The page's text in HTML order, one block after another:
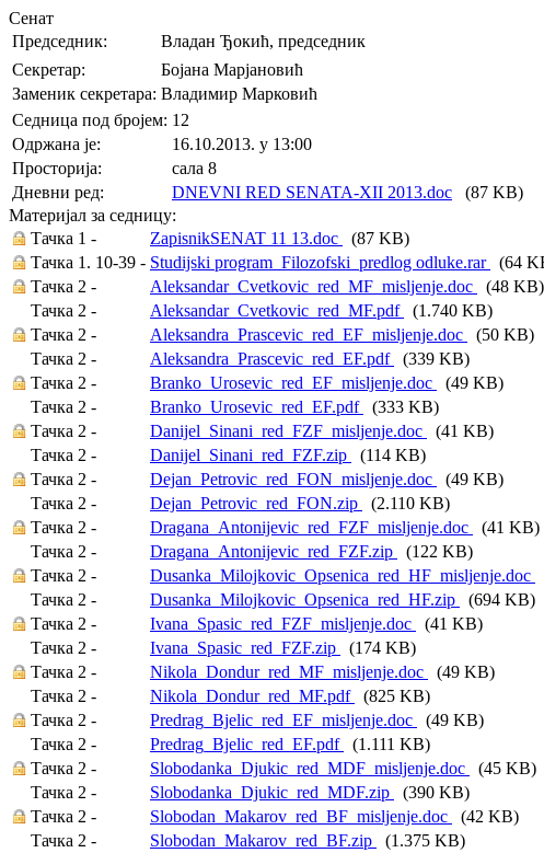
Сенат
Председник:
Владан Ђокић, председник
Секретар:
Бојана Марјановић
Заменик секретара: Владимир Марковић
Седница под бројем: 12
Oдржана je:
16.10.2013. у 13:00
Просторија:
сала 8
Дневни ред:
DNEVNI RED SENATA-XII 2013.doc (87 KB)
Материјал за седницу:
Тачка 1 -
ZapisnikSENAT 11 13.doc
(87 KB)
Тачка 1. 10-39 - Studijski program_Filozofski_predlog odluke.rar
(64
Тачка 2 -
Aleksandar_Cvetkovic_red_MF_misljenje.doc
(48 KB)
Тачка 2 -
Aleksandar_Cvetkovic_red_MF.pdf
(1.740 KB)
Тачка 2 -
Aleksandra_Prascevic_red_EF_misljenje.doc
(50 KB)
Тачка 2 -
Aleksandra_Prascevic_red_EF.pdf
(339 KB)
Тачка 2 -
Branko_Urosevic_red_EF_misljenje.doc
(49 KB)
Тачка 2 -
Branko_Urosevic_red_EF.pdf
(333 KB)
Тачка 2 -
Danijel_Sinani_red_FZF_misljenje.doc
(41 KB)
Тачка 2 -
Danijel_Sinani_red_FZF.zip
(114 KB)
Тачка 2 -
Dejan_Petrovic_red_FON_misljenje.doc
(49 KB)
Тачка 2 -
Dejan_Petrovic_red_FON.zip
(2.110 KB)
Тачка 2 -
Dragana_Antonijevic_red_FZF_misljenje.doc
(41 KB)
Тачка 2 -
Dragana_Antonijevic_red_FZF.zip
(122 KB)
Тачка 2 -
Dusanka_Milojkovic_Opsenica_red_HF_misljenje.doc
Тачка 2 -
Dusanka_Milojkovic_Opsenica_red_HF.zip
(694 KB)
Тачка 2 -
Ivana_Spasic_red_FZF_misljenje.doc
(41 KB)
Тачка 2 -
Ivana_Spasic_red_FZF.zip
(174 KB)
Тачка 2 -
Nikola_Dondur_red_MF_misljenje.doc
(49 KB)
Тачка 2 -
Nikola_Dondur_red_MF.pdf
(825 KB)
Тачка 2 -
Predrag_Bjelic_red_EF_misljenje.doc
(49 KB)
Тачка 2 -
Predrag_Bjelic_red_EF.pdf
(1.111 KB)
Тачка 2 -
Slobodanka_Djukic_red_MDF_misljenje.doc
(45 KB)
Тачка 2 -
Slobodanka_Djukic_red_MDF.zip
(390 KB)
Тачка 2 -
Slobodan_Makarov_red_BF_misljenje.doc
(42 KB)
Тачка 2 -
Slobodan_Makarov_red_BF.zip
(1.375 KB)